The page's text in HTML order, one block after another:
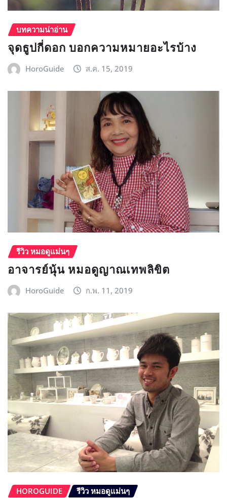
บทความน่าอ่าน
จุดธูปกี่ดอก บอกความหมายอะไรบ้าง
HoroGuide ส.ค. 15, 2019
รีวิว หมอดูแม่นๆ
อาจารย์นุ้น หมอดูญาณเทพลิขิต
HoroGuide ก.พ. 11, 2019
HOROGUIDE รีวิว หมอดูแม่นๆ